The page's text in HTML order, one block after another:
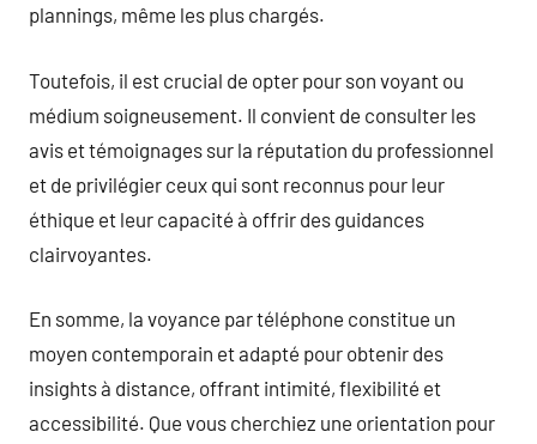
plannings, même les plus chargés.
Toutefois, il est crucial de opter pour son voyant ou
médium soigneusement. Il convient de consulter les
avis et témoignages sur la réputation du professionnel
et de privilégier ceux qui sont reconnus pour leur
éthique et leur capacité à offrir des guidances
clairvoyantes.
En somme, la voyance par téléphone constitue un
moyen contemporain et adapté pour obtenir des
insights à distance, offrant intimité, flexibilité et
accessibilité. Que vous cherchiez une orientation pour